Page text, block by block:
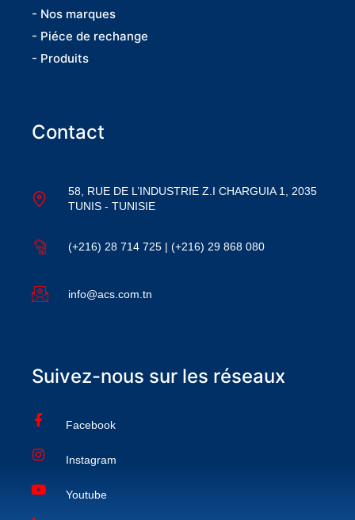
- Nos marques
- Piéce de rechange
- Produits
Contact
58, RUE DE L’INDUSTRIE Z.I CHARGUIA 1, 2035
TUNIS - TUNISIE
(+216) 28 714 725 | (+216) 29 868 080
info@acs.com.tn
Suivez-nous sur les réseaux
Facebook
Instagram
Youtube